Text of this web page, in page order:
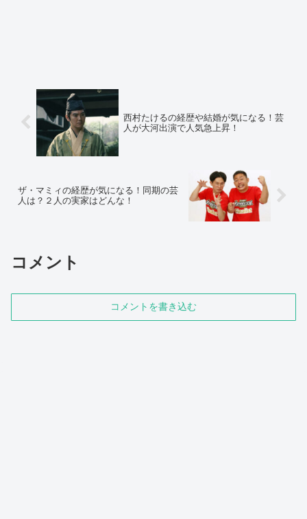
西村たけるの経歴や結婚が気になる！芸
人が大河出演で人気急上昇！
ザ・マミィの経歴が気になる！同期の芸
人は？２人の実家はどんな！
コメント
コメントを書き込む